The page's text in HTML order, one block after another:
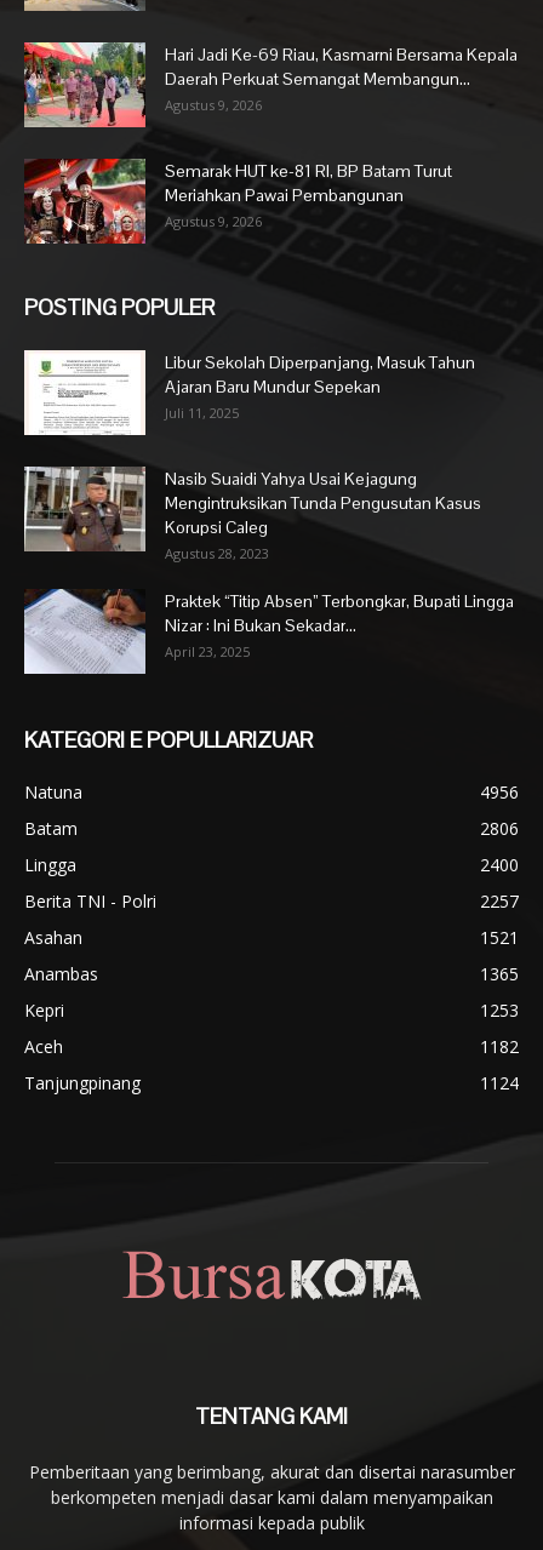
Hari Jadi Ke-69 Riau, Kasmarni Bersama Kepala
Daerah Perkuat Semangat Membangun...
Agustus 9, 2026
Semarak HUT ke-81 RI, BP Batam Turut
Meriahkan Pawai Pembangunan
Agustus 9, 2026
POSTING POPULER
Libur Sekolah Diperpanjang, Masuk Tahun
Ajaran Baru Mundur Sepekan
Juli 11, 2025
Nasib Suaidi Yahya Usai Kejagung
Mengintruksikan Tunda Pengusutan Kasus
Korupsi Caleg
Agustus 28, 2023
Praktek “Titip Absen” Terbongkar, Bupati Lingga
Nizar : Ini Bukan Sekadar...
April 23, 2025
KATEGORI E POPULLARIZUAR
Natuna
4956
Batam
2806
Lingga
2400
Berita TNI - Polri
2257
Asahan
1521
Anambas
1365
Kepri
1253
Aceh
1182
Tanjungpinang
1124
TENTANG KAMI
Pemberitaan yang berimbang, akurat dan disertai narasumber
berkompeten menjadi dasar kami dalam menyampaikan
informasi kepada publik